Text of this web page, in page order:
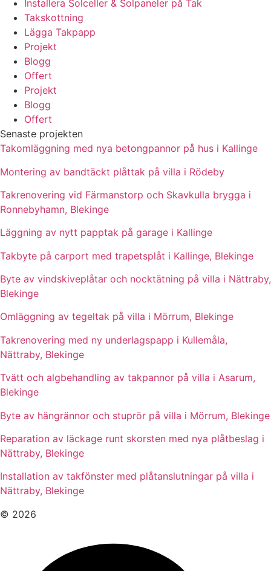
Installera Solceller & Solpaneler på Tak
Takskottning
Lägga Takpapp
Projekt
Blogg
Offert
Projekt
Blogg
Offert
Senaste projekten
Takomläggning med nya betongpannor på hus i Kallinge
Montering av bandtäckt plåttak på villa i Rödeby
Takrenovering vid Färmanstorp och Skavkulla brygga i
Ronnebyhamn, Blekinge
Läggning av nytt papptak på garage i Kallinge
Takbyte på carport med trapetsplåt i Kallinge, Blekinge
Byte av vindskiveplåtar och nocktätning på villa i Nättraby,
Blekinge
Omläggning av tegeltak på villa i Mörrum, Blekinge
Takrenovering med ny underlagspapp i Kullemåla,
Nättraby, Blekinge
Tvätt och algbehandling av takpannor på villa i Asarum,
Blekinge
Byte av hängrännor och stuprör på villa i Mörrum, Blekinge
Reparation av läckage runt skorsten med nya plåtbeslag i
Nättraby, Blekinge
Installation av takfönster med plåtanslutningar på villa i
Nättraby, Blekinge
© 2026